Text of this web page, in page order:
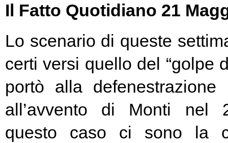
Il Fatto Quotidiano 21
Lo scenario di queste
certi versi quello del “golpe
portò alla
all’avvento di Monti nel
questo caso ci sono la